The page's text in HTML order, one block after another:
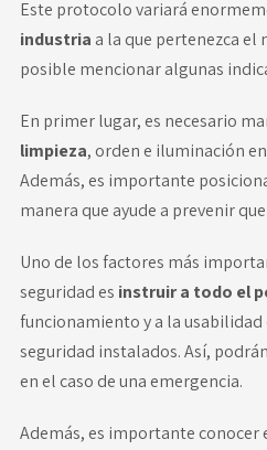
Este protocolo variará
industria a la que pertenezca el
posible mencionar algunas
En primer lugar, es necesario
limpieza, orden e iluminación
Además, es importante
manera que ayude a prevenir
Uno de los factores más
seguridad es instruir a todo el
funcionamiento y a la usabilidad
seguridad instalados. Así,
en el caso de una emergencia.
Además, es importante conocer